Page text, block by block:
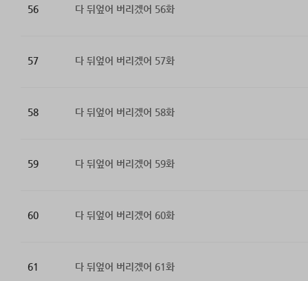
56 다 뒤엎어 버리겠어 56화
57 다 뒤엎어 버리겠어 57화
58 다 뒤엎어 버리겠어 58화
59 다 뒤엎어 버리겠어 59화
60 다 뒤엎어 버리겠어 60화
61 다 뒤엎어 버리겠어 61화